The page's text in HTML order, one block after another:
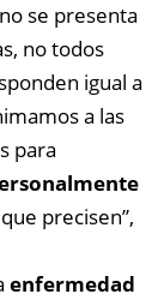
se presenta
no todos
igual a
a las
para
precisen”,
enfermedad